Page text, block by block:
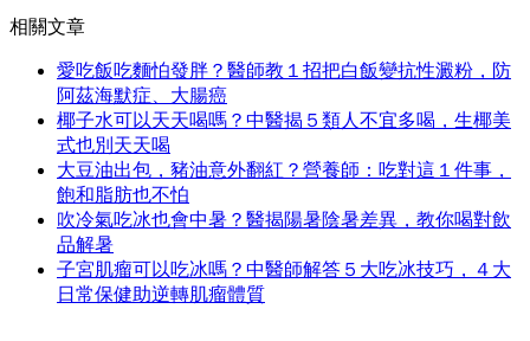
相關文章
愛吃飯吃麵怕發胖？醫師教１招把白飯變抗性澱粉，防
阿茲海默症、大腸癌
椰子水可以天天喝嗎？中醫揭５類人不宜多喝，生椰美
式也別天天喝
大豆油出包，豬油意外翻紅？營養師：吃對這１件事，
飽和脂肪也不怕
吹冷氣吃冰也會中暑？醫揭陽暑陰暑差異，教你喝對飲
品解暑
子宮肌瘤可以吃冰嗎？中醫師解答５大吃冰技巧，４大
日常保健助逆轉肌瘤體質